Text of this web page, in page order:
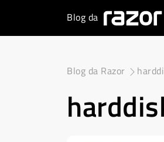
Blog da
Blog da Razor